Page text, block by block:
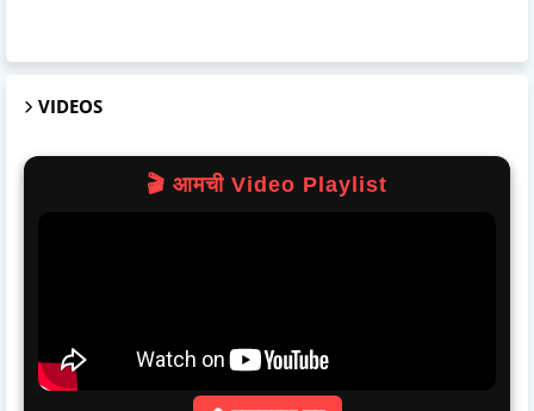
VIDEOS
🎬 आमची Video Playlist